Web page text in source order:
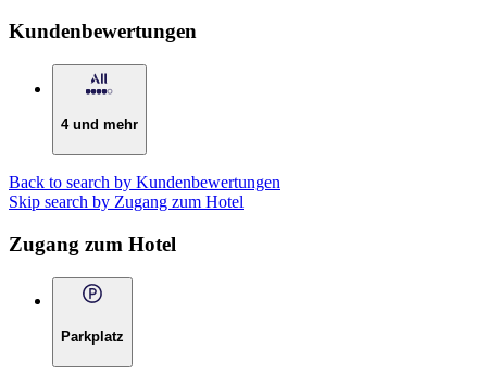
Kundenbewertungen
4 und mehr
Back to search by Kundenbewertungen
Skip search by Zugang zum Hotel
Zugang zum Hotel
Parkplatz